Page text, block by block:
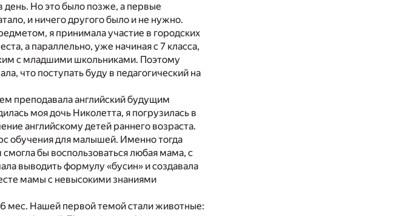
день. Но это было позже, а первые
и ничего другого было и не нужно.
я принимала участие в городских
а параллельно, уже начиная с 7 класса,
с младшими школьниками. Поэтому
что поступать буду в педагогический на
преподавала английский будущим
моя дочь Николетта, я погрузилась в
английскому детей раннего возраста.
обучения для малышей. Именно тогда
бы воспользоваться любая мама, с
выводить формулу «бусин» и создавала
мамы с невысокими знаниями
6 мес. Нашей первой темой стали животные: